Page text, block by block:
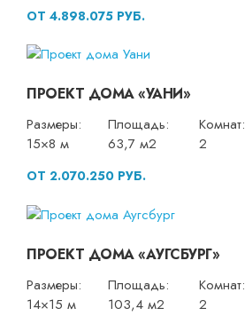
ОТ 4.898.075 РУБ.
ПРОЕКТ ДОМА «УАНИ»
Размеры:
15×8 м
Площадь:
63,7 м2
Комнат:
2
ОТ 2.070.250 РУБ.
ПРОЕКТ ДОМА «АУГСБУРГ»
Размеры:
14×15 м
Площадь:
103,4 м2
Комнат:
2